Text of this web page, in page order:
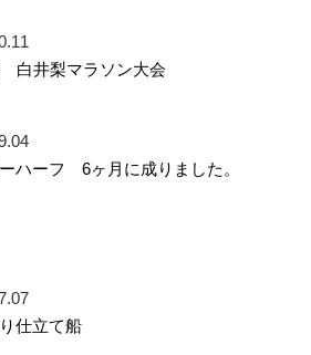
白井梨マラソン大会
ハーフ 6ヶ月に成りました。
仕立て船